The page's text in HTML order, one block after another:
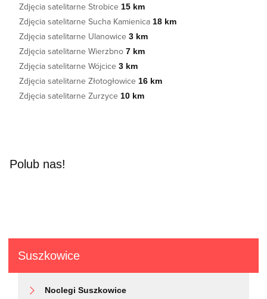
Zdjęcia satelitarne Strobice 15 km
Zdjęcia satelitarne Sucha Kamienica 18 km
Zdjęcia satelitarne Ulanowice 3 km
Zdjęcia satelitarne Wierzbno 7 km
Zdjęcia satelitarne Wójcice 3 km
Zdjęcia satelitarne Złotogłowice 16 km
Zdjęcia satelitarne Zurzyce 10 km
Polub nas!
Suszkowice
Noclegi Suszkowice